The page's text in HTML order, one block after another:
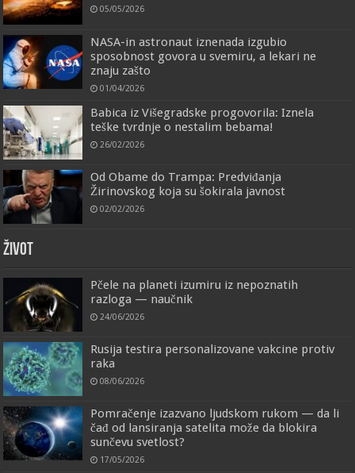
05/05/2026
NASA-in astronaut iznenada izgubio
sposobnost govora u svemiru, a lekari ne
znaju zašto
01/04/2026
Babica iz Višegradske progovorila: Iznela
teške tvrdnje o nestalim bebama!
26/02/2026
Od Obame do Trampa: Predviđanja
Žirinovskog koja su šokirala javnost
02/02/2026
ŽIVOT
Pčele na planeti izumiru iz nepoznatih
razloga — naučnik
24/06/2026
Rusija testira personalizovane vakcine protiv
raka
08/06/2026
Pomračenje izazvano ljudskom rukom — da li
čađ od lansiranja satelita može da blokira
sunčevu svetlost?
17/05/2026